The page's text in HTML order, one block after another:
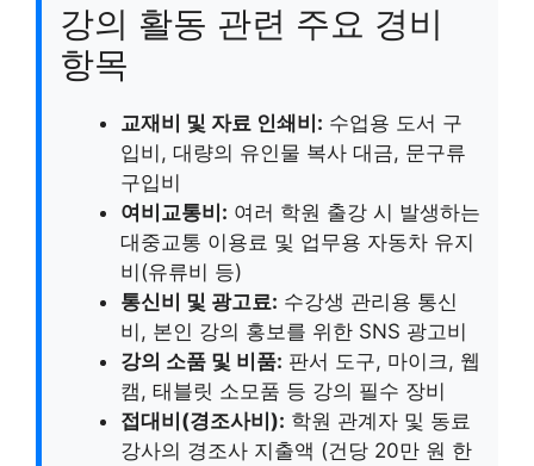
강의 활동 관련 주요 경비
항목
교재비 및 자료 인쇄비: 수업용 도서 구
입비, 대량의 유인물 복사 대금, 문구류
구입비
여비교통비: 여러 학원 출강 시 발생하는
대중교통 이용료 및 업무용 자동차 유지
비(유류비 등)
통신비 및 광고료: 수강생 관리용 통신
비, 본인 강의 홍보를 위한 SNS 광고비
강의 소품 및 비품: 판서 도구, 마이크, 웹
캠, 태블릿 소모품 등 강의 필수 장비
접대비(경조사비): 학원 관계자 및 동료
강사의 경조사 지출액 (건당 20만 원 한